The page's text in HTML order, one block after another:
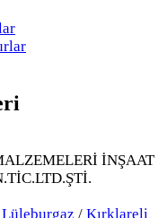
İNŞAAT
Lüleburgaz / Kırklareli